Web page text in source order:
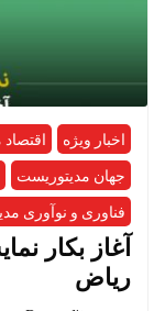
اخبار ویژه
جهان مدیتوریست
فناوری و نوآوری
آغاز بکار
ریاض